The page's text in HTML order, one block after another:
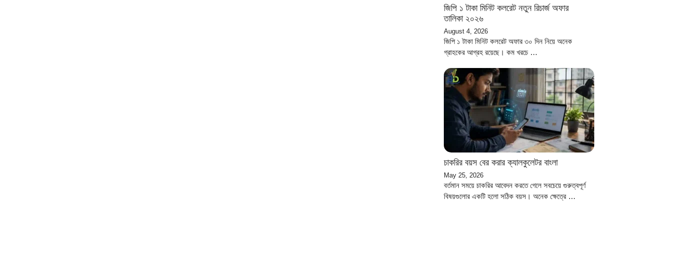
জিপি ১ টাকা মিনিট কলরেট নতুন রিচার্জ অফার
তালিকা ২০২৬
August 4, 2026
জিপি ১ টাকা মিনিট কলরেট অফার ৩০ দিন নিয়ে অনেক
গ্রাহকের আগ্রহ রয়েছে। কম খরচে …
চাকরির বয়স বের করার ক্যালকুলেটর বাংলা
May 25, 2026
বর্তমান সময়ে চাকরির আবেদন করতে গেলে সবচেয়ে গুরুত্বপূর্ণ
বিষয়গুলোর একটি হলো সঠিক বয়স। অনেক ক্ষেত্রে …